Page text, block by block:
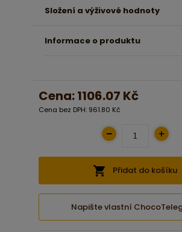
Složení a výživové hodnoty
Informace o produktu
Cena:1106.07 Kč
Cena bez DPH: 961.80 Kč
Přidat do košíku
Napište vlastní